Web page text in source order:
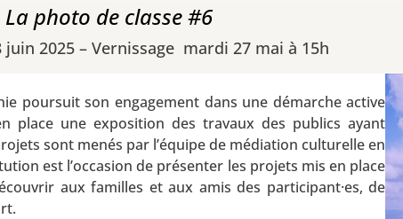
La photo de classe #6
juin 2025 – Vernissage mardi 27 mai à 15h
poursuit son engagement dans une démarche active
place une exposition des travaux des publics ayant
sont menés par l’équipe de médiation culturelle en
est l’occasion de présenter les projets mis en place
aux familles et aux amis des participant·es, de